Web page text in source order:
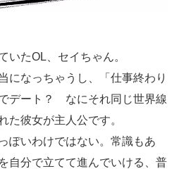
いたOL、セイちゃん。
になっちゃうし、「仕事終わり
デート？ なにそれ同じ世界線
た彼女が主人公です。
ぽいわけではない。常識もあ
自分で立てて進んでいける、普